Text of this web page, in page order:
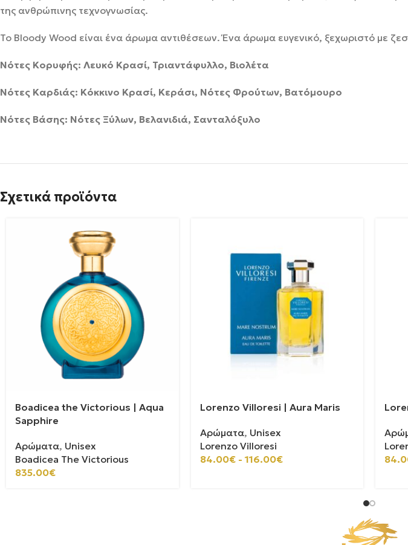
της ανθρώπινης τεχνογνωσίας.
Το Bloody Wood είναι ένα άρωμα αντιθέσεων. Ένα άρωμα ευγενικό, ξεχωριστό με
Νότες Κορυφής: Λευκό Κρασί, Τριαντάφυλλο, Βιολέτα
Νότες Καρδιάς: Κόκκινο Κρασί, Κεράσι, Νότες Φρούτων, Βατόμουρο
Νότες Βάσης: Νότες Ξύλων, Βελανιδιά, Σανταλόξυλο
Σχετικά προϊόντα
Boadicea the Victorious | Aqua
Sapphire
Αρώματα, Unisex
Boadicea The Victorious
835.00€
Lorenzo Villoresi | Aura Maris
Αρώματα, Unisex
Lorenzo Villoresi
84.00€ - 116.00€